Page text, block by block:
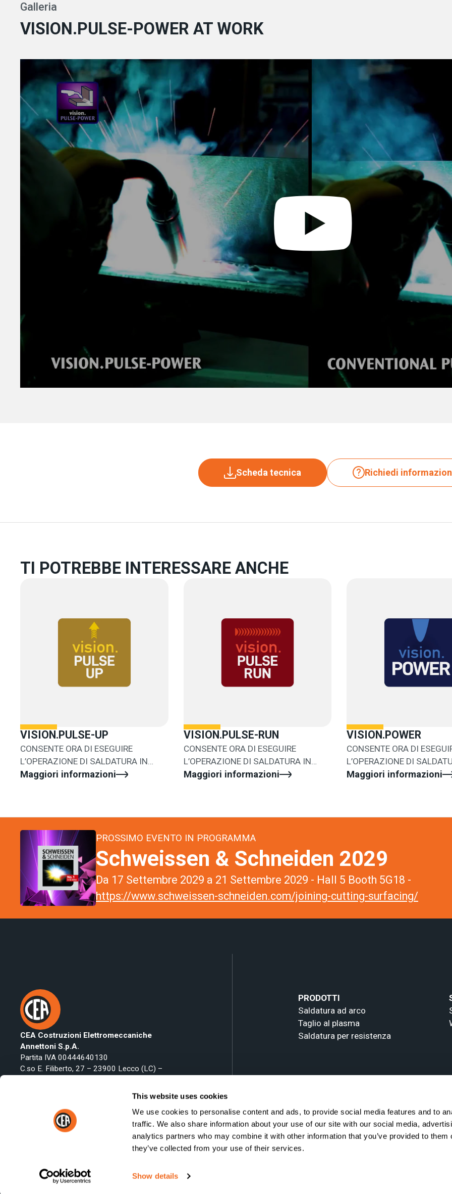
This website uses cookies
We use cookies to personalise content and ads, to provide social media features and to
traffic. We also share information about your use of our site with our social media,
analytics partners who may combine it with other information that you’ve provided to them
they’ve collected from your use of their services.
Show details
Galleria
VISION.PULSE-POWER AT WORK
Scheda tecnica Richiedi
TI POTREBBE INTERESSARE ANCHE
VISION.PULSE-UP
CONSENTE ORA DI ESEGUIRE
L’OPERAZIONE DI SALDATURA IN
MODO SEMPLICE E VELOCE
Maggiori informazioni
VISION.PULSE-RUN
CONSENTE ORA DI ESEGUIRE
L’OPERAZIONE DI SALDATURA IN
MODO SEMPLICE E VELOCE
Maggiori informazioni
VISION.POWER
CONSENTE ORA DI
L’OPERAZIONE DI
MODO SEMPLICE E VELOCE
Maggiori informazioni
PROSSIMO EVENTO IN PROGRAMMA
Schweissen & Schneiden 2029
Da 17 Settembre 2029 a 21 Settembre 2029 - Hall 5 Booth 5G18 -
https://www.schweissen-schneiden.com/joining-cutting-surfacing/
CEA Costruzioni Elettromeccaniche
Annettoni S.p.A.
Partita IVA 00444640130
C.so E. Filiberto, 27 – 23900 Lecco (LC) –
vendite@ceaweld.com
PRODOTTI
Saldatura ad arco
Taglio al plasma
Saldatura per resistenza
© 2026 CEA Costruzioni Elettromeccaniche Annettoni S.p.A. - All rights reserved -